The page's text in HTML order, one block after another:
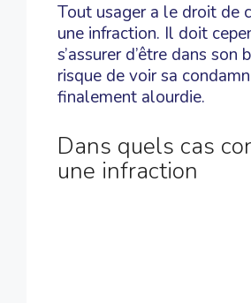
Tout usager a le droit de
une infraction. Il doit
s’assurer d’être dans son
risque de voir sa
finalement alourdie.
Dans quels cas
une infraction